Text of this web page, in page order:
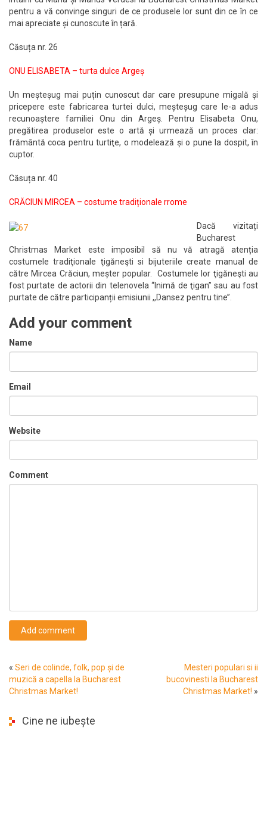
pentru a vă convinge singuri de ce produsele lor sunt din ce în ce
mai apreciate și cunoscute în țară.
Căsuța nr. 26
ONU ELISABETA – turta dulce Argeș
Un meșteșug mai puțin cunoscut dar care presupune migală și
pricepere este fabricarea turtei dulci, meșteșug care le-a adus
recunoaștere familiei Onu din Argeș. Pentru Elisabeta Onu,
pregătirea produselor este o artă și urmează un proces clar:
frământă coca pentru turtiţe, o modelează și o pune la dospit, în
cuptor.
Căsuța nr. 40
CRĂCIUN MIRCEA – costume tradiționale rrome
Dacă vizitați
Bucharest
Christmas Market este imposibil să nu vă atragă atenția
costumele tradiţionale ţigăneşti si bijuteriile create manual de
către Mircea Crăciun, meșter popular. Costumele lor ţigăneşti au
fost purtate de actorii din telenovela “Inimă de ţigan” sau au fost
purtate de către participanții emisiunii ,,Dansez pentru tine’’.
Add your comment
Name
Email
Website
Comment
Add comment
« Seri de colinde, folk, pop și de
muzică a capella la Bucharest
Christmas Market!
Mesteri populari si ii
bucovinesti la Bucharest
Christmas Market! »
Cine ne iubește